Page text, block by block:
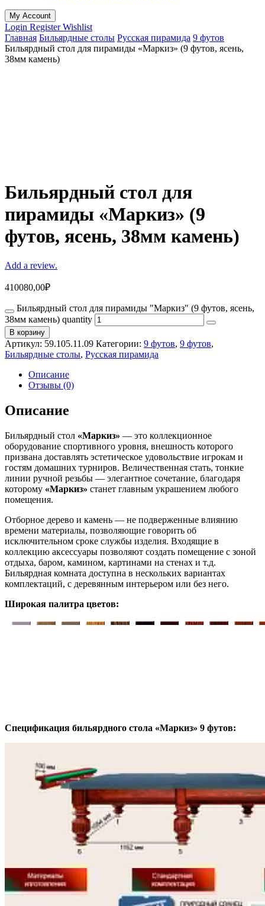
My Account
Login RegisterWishlist
Главная Бильярдные столы Русская пирамида 9 футов
Бильярдный стол для пирамиды «Маркиз» (9 футов, ясень,
38мм камень)
Бильярдный стол для
пирамиды «Маркиз» (9
футов, ясень, 38мм камень)
Add a review.
410080,00₽
Бильярдный стол для пирамиды "Маркиз" (9 футов, ясень,
38мм камень) quantity
В корзину
Артикул: 59.105.11.09 Категории: 9 футов, 9 футов,
Бильярдные столы, Русская пирамида
Описание
Отзывы (0)
Описание
Бильярдный стол «Маркиз» — это коллекционное
оборудование спортивного уровня, внешность которого
призвана доставлять эстетическое удовольствие игрокам и
гостям домашних турниров. Величественная стать, тонкие
линии ручной резьбы — элегантное сочетание, благодаря
которому «Маркиз» станет главным украшением любого
помещения.
Отборное дерево и камень — не подверженные влиянию
времени материалы, позволяющие говорить об
исключительном сроке службы изделия. Входящие в
коллекцию аксессуары позволяют создать помещение с зоной
отдыха, баром, камином, картинами на стенах и т.д.
Бильярдная комната доступна в нескольких вариантах
комплектаций, с деревянным интерьером или без него.
Широкая палитра цветов:
Спецификация бильярдного стола «Маркиз» 9 футов: